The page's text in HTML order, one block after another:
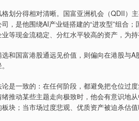
分得相对清晰。国富亚洲机会（QDII）
，是他围绕AI产业链搭建的“进攻型”组合
等现金流稳定、分红水平较高的资产，为
国富港股通远见价值，则偏向在港股与A
一致的：在任何阶段，都避免把仓位过
推动某些主题走向极致时，他会有意识地
块；当市场过度悲观、优质资产被迫杀估